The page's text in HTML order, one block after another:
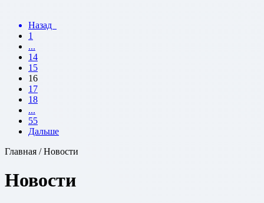
Назад
1
...
14
15
16
17
18
...
55
Дальше
Главная / Новости
Новости